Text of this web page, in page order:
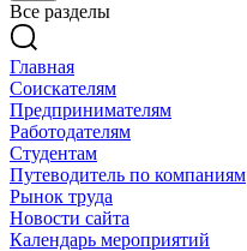
Все разделы
Главная
Соискателям
Предпринимателям
Работодателям
Студентам
Путеводитель по компаниям
Рынок труда
Новости сайта
Календарь мероприятий